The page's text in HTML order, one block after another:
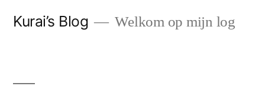
Kurai’s Blog Welkom op mijn log